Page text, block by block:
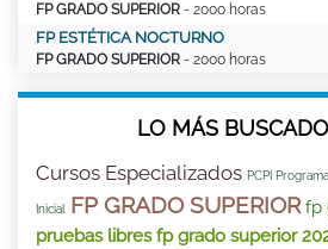
FP GRADO SUPERIOR - 2000 horas
FP ESTÉTICA NOCTURNO
FP GRADO SUPERIOR - 2000 horas
LO MÁS
Cursos Especializados PCPI
Inicial FP GRADO SUPERIOR fp
pruebas libres fp grado superior